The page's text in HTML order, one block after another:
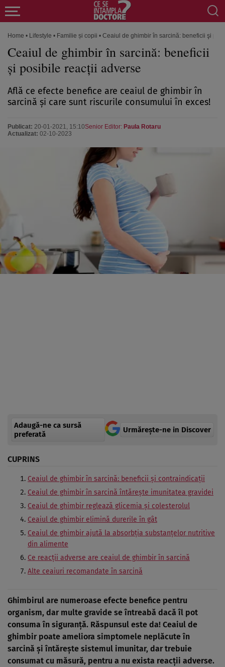
Home • Lifestyle • Familie și copii • Ceaiul de ghimbir în sarcină: beneficii şi
Ceaiul de ghimbir în sarcină: beneficii
şi posibile reacţii adverse
Află ce efecte benefice are ceaiul de ghimbir în
sarcină şi care sunt riscurile consumului în exces!
Publicat: 20-01-2021, 15:10
Actualizat: 02-10-2023
Senior Editor: Paula Rotaru
Adaugă-ne ca sursă
preferată
Urmărește-ne in Discover
CUPRINS
Ceaiul de ghimbir în sarcină: beneficii şi contraindicaţii
Ceaiul de ghimbir în sarcină întăreşte imunitatea gravidei
Ceaiul de ghimbir reglează glicemia şi colesterolul
Ceaiul de ghimbir elimină durerile în gât
Ceaiul de ghimbir ajută la absorbţia substanţelor nutritive
din alimente
Ce reacţii adverse are ceaiul de ghimbir în sarcină
Alte ceaiuri recomandate în sarcină
Ghimbirul are numeroase efecte benefice pentru
organism, dar multe gravide se întreabă dacă îl pot
consuma în siguranţă. Răspunsul este da! Ceaiul de
ghimbir poate ameliora simptomele neplăcute în
sarcină şi întăreşte sistemul imunitar, dar trebuie
consumat cu măsură, pentru a nu exista reacţii adverse.